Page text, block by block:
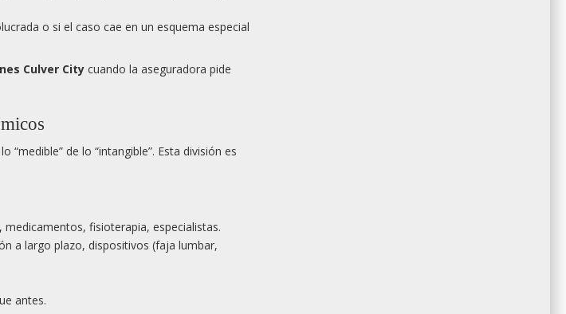
o si el caso cae en un esquema especial
Culver City cuando la aseguradora pide
“medible” de lo “intangible”. Esta división es
fisioterapia, especialistas.
a largo plazo, dispositivos (faja lumbar,
antes.